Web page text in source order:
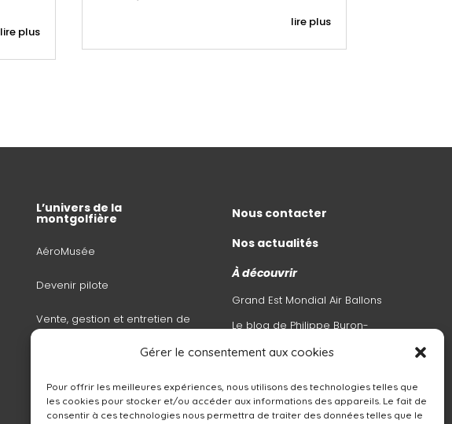
Gérer le consentement aux cookies
Pour offrir les meilleures expériences, nous utilisons des technologies telles que
les cookies pour stocker et/ou accéder aux informations des appareils. Le fait de
consentir à ces technologies nous permettra de traiter des données telles que le
lire plus
lire plus
L’univers de la
montgolfière
AéroMusée
Devenir pilote
Vente, gestion et entretien de
montgolfière
Nous contacter
Nos actualités
À découvrir
Grand Est Mondial Air Ballons
Le blog de Philippe Buron-